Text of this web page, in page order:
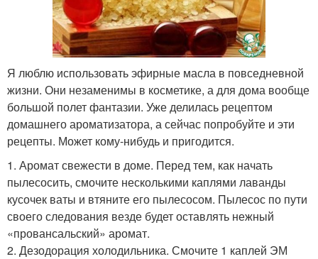
Я люблю использовать эфирные масла в повседневной
жизни. Они незаменимы в косметике, а для дома вообще
большой полет фантазии. Уже делилась рецептом
домашнего ароматизатора, а сейчас попробуйте и эти
рецепты. Может кому-нибудь и пригодится.
1. Аромат свежести в доме. Перед тем, как начать
пылесосить, смочите несколькими каплями лаванды
кусочек ваты и втяните его пылесосом. Пылесос по пути
своего следования везде будет оставлять нежный
«провансальский» аромат.
2. Дезодорация холодильника. Смочите 1 каплей ЭМ